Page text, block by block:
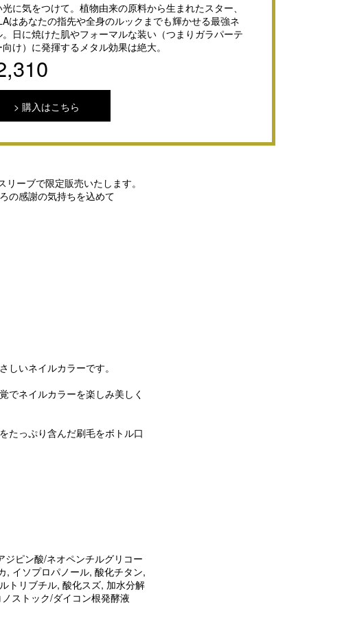
に気をつけて。植物由来の原料から生まれたスター、
はあなたの指先や全身のルックまでも輝かせる最強ネ
。日に焼けた肌やフォーマルな装い（つまりガラパーテ
向け）に発揮するメタル効果は絶大。
購入はこちら
ーブで限定販売いたします。
の感謝の気持ちを込めて
いネイルカラーです。
でネイルカラーを楽しみ美しく
たっぷり含んだ刷毛をボトル口
ピン酸/ネオペンチルグリコー
, イソプロパノール, 酸化チタン,
トリブチル, 酸化スズ, 加水分解
ストック/ダイコン根発酵液